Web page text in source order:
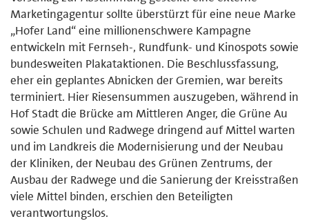
Marketingagentur sollte überstürzt für eine neue Marke
„Hofer Land“ eine millionenschwere Kampagne
entwickeln mit Fernseh-, Rundfunk- und Kinospots sowie
bundesweiten Plakataktionen. Die Beschlussfassung,
eher ein geplantes Abnicken der Gremien, war bereits
terminiert. Hier Riesensummen auszugeben, während in
Hof Stadt die Brücke am Mittleren Anger, die Grüne Au
sowie Schulen und Radwege dringend auf Mittel warten
und im Landkreis die Modernisierung und der Neubau
der Kliniken, der Neubau des Grünen Zentrums, der
Ausbau der Radwege und die Sanierung der Kreisstraßen
viele Mittel binden, erschien den Beteiligten
verantwortungslos.